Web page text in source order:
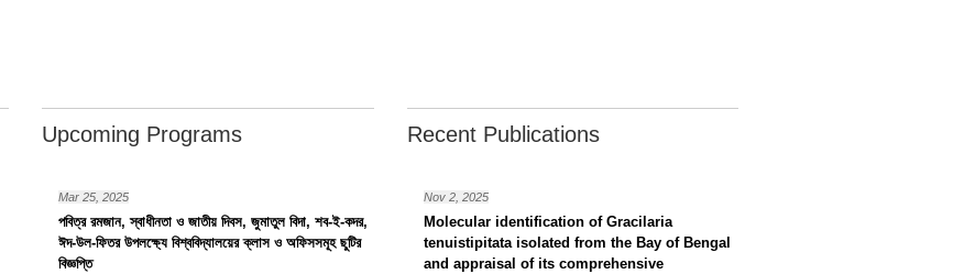
Upcoming Programs
Mar 25, 2025
পবিত্র রমজান, স্বাধীনতা ও জাতীয় দিবস, জুমাতুল বিদা, শব-ই-কদর,
ঈদ-উল-ফিতর উপলক্ষ্যে বিশ্ববিদ্যালয়ের ক্লাস ও অফিসসমূহ ছুটির
বিজ্ঞপ্তি
Recent Publications
Nov 2, 2025
Molecular identification of Gracilaria
tenuistipitata isolated from the Bay of Bengal
and appraisal of its comprehensive